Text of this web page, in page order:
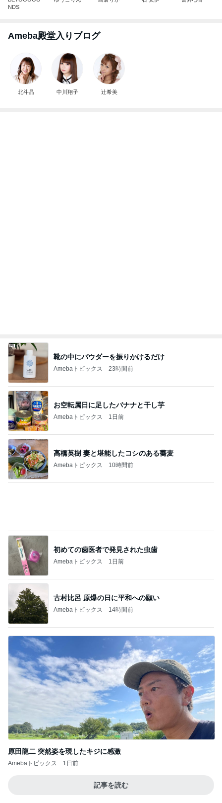
NDS
Ameba殿堂入りブログ
北斗晶 中川翔子 辻希美
靴の中にパウダーを振りかけるだけ
Amebaトピックス 23時間前
お空転属日に足したバナナと干し芋
Amebaトピックス 1日前
高橋英樹 妻と堪能したコシのある蕎麦
Amebaトピックス 10時間前
初めての歯医者で発見された虫歯
Amebaトピックス 1日前
古村比呂 原爆の日に平和への願い
Amebaトピックス 14時間前
原田龍二 突然姿を現したキジに感激
Amebaトピックス 1日前
記事を読む